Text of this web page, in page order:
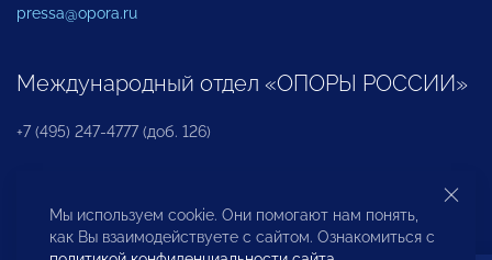
pressa@opora.ru
Международный отдел «ОПОРЫ РОССИИ»
+7 (495) 247-4777 (доб. 126)
Бюро по защите прав предпринимателей и
инвесторов
Мы используем cookie. Они помогают нам понять,
как Вы взаимодействуете с сайтом. Ознакомиться с